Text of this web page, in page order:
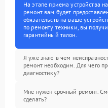
На этапе приема устройства
ремонт вам будет
обязательств на ваше
по ремонту техники, вы
гарантийный талон.
Я уже знаю в чем
ремонт необходим. Для чего
диагностику?
Мне нужен срочный ремонт.
сделать?